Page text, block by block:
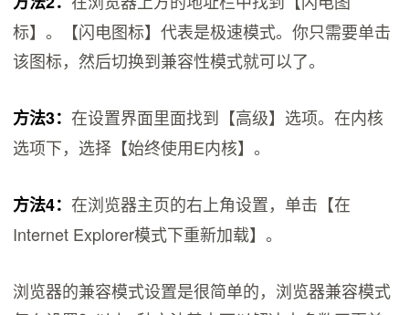
标】。【闪电图标】代表是极速模式。你只需要单击
该图标，然后切换到兼容性模式就可以了。
方法3：在设置界面里面找到【高级】选项。在内核
选项下，选择【始终使用E内核】。
方法4：在浏览器主页的右上角设置，单击【在
Internet Explorer模式下重新加载】。
浏览器的兼容模式设置是很简单的，浏览器兼容模式